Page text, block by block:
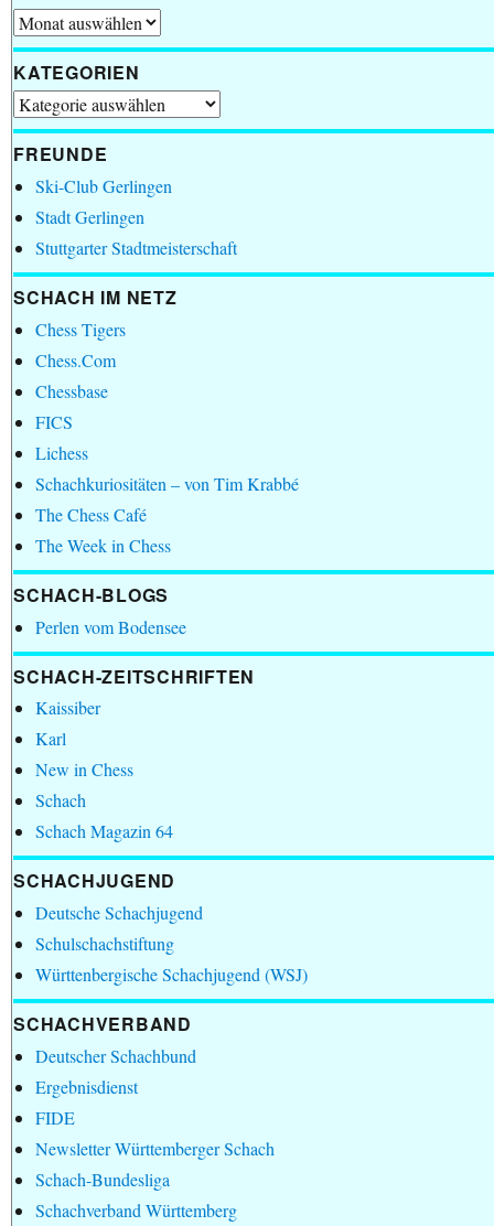
Archiv
KATEGORIEN
Kategorien
FREUNDE
Ski-Club Gerlingen
Stadt Gerlingen
Stuttgarter Stadtmeisterschaft
SCHACH IM NETZ
Chess Tigers
Chess.Com
Chessbase
FICS
Lichess
Schachkuriositäten – von Tim Krabbé
The Chess Café
The Week in Chess
SCHACH-BLOGS
Perlen vom Bodensee
SCHACH-ZEITSCHRIFTEN
Kaissiber
Karl
New in Chess
Schach
Schach Magazin 64
SCHACHJUGEND
Deutsche Schachjugend
Schulschachstiftung
Württenbergische Schachjugend (WSJ)
SCHACHVERBAND
Deutscher Schachbund
Ergebnisdienst
FIDE
Newsletter Württemberger Schach
Schach-Bundesliga
Schachverband Württemberg